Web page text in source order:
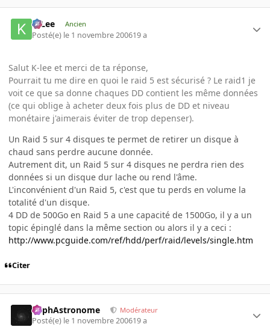
K-Lee Ancien
Posté(e) le 1 novembre 200619 a
Salut K-lee et merci de ta réponse,
Pourrait tu me dire en quoi le raid 5 est sécurisé ? Le raid1 je
voit ce que sa donne chaques DD contient les même données
(ce qui oblige à acheter deux fois plus de DD et niveau
monétaire j'aimerais éviter de trop depenser).
Un Raid 5 sur 4 disques te permet de retirer un disque à
chaud sans perdre aucune donnée.
Autrement dit, un Raid 5 sur 4 disques ne perdra rien des
données si un disque dur lache ou rend l'âme.
L'inconvénient d'un Raid 5, c'est que tu perds en volume la
totalité d'un disque.
4 DD de 500Go en Raid 5 a une capacité de 1500Go, il y a un
topic épinglé dans la même section ou alors il y a ceci :
http://www.pcguide.com/ref/hdd/perf/raid/levels/single.htm
Citer
RaphAstronome Modérateur
Posté(e) le 1 novembre 200619 a